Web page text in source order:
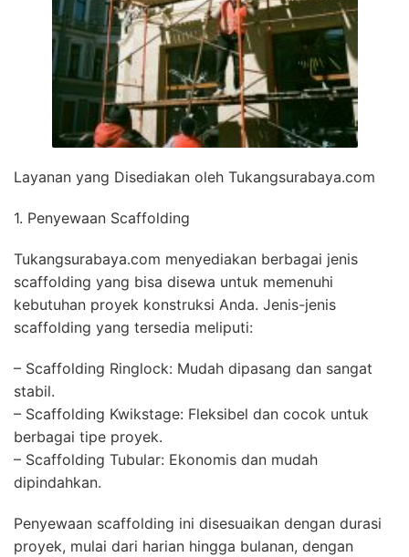
Layanan yang Disediakan oleh Tukangsurabaya.com
1. Penyewaan Scaffolding
Tukangsurabaya.com menyediakan berbagai jenis
scaffolding yang bisa disewa untuk memenuhi
kebutuhan proyek konstruksi Anda. Jenis-jenis
scaffolding yang tersedia meliputi:
– Scaffolding Ringlock: Mudah dipasang dan sangat
stabil.
– Scaffolding Kwikstage: Fleksibel dan cocok untuk
berbagai tipe proyek.
– Scaffolding Tubular: Ekonomis dan mudah
dipindahkan.
Penyewaan scaffolding ini disesuaikan dengan durasi
proyek, mulai dari harian hingga bulanan, dengan